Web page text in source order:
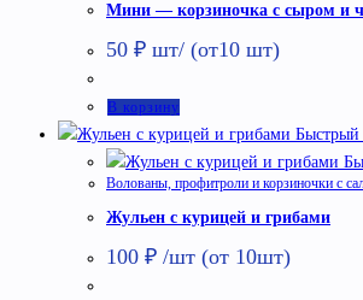
Мини — корзиночка с сыром и
50 ₽ шт/ (от10 шт)
В корзину
Быстрый
Волованы, профитроли и корзиночки с
Жульен с курицей и грибами
100 ₽ /шт (от 10шт)